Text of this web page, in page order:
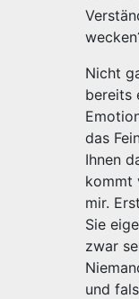
Nicht
bereits
das
Ihnen
kommt
mir.
Sie
zwar
und